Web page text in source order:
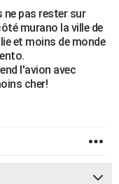
ne pas rester sur
murano la ville de
et moins de monde
l'avion avec
cher!